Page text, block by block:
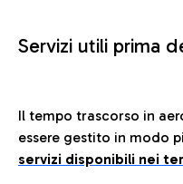
Servizi utili prima
Il tempo trascorso in
essere gestito in modo
servizi disponibili nei